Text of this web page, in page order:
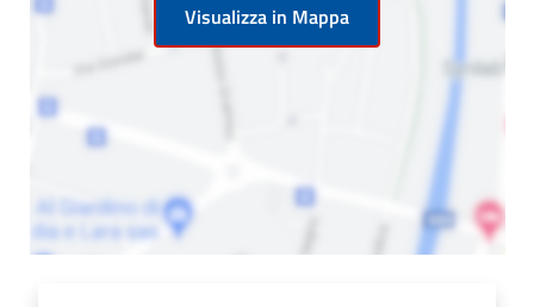
Visualizza in Mappa